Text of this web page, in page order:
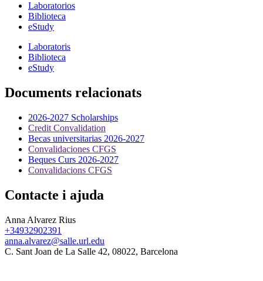
Laboratorios
Biblioteca
eStudy
Laboratoris
Biblioteca
eStudy
Documents relacionats
2026-2027 Scholarships
Credit Convalidation
Becas universitarias 2026-2027
Convalidaciones CFGS
Beques Curs 2026-2027
Convalidacions CFGS
Contacte i ajuda
Anna Alvarez Rius
+34932902391
anna.alvarez@salle.url.edu
C. Sant Joan de La Salle 42, 08022, Barcelona